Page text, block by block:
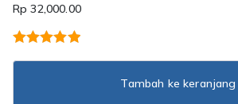
Rp 32,000.00
Tambah ke keranjang